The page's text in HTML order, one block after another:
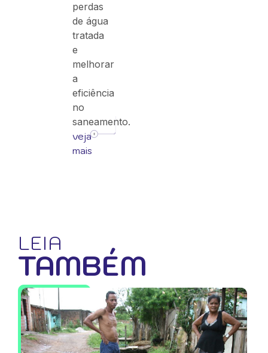
perdas
de água
tratada
e
melhorar
a
eficiência
no
saneamento.
veja
mais
LEIA
TAMBÉM